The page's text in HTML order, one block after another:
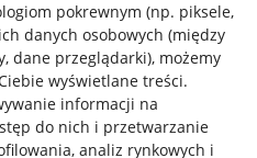
pokrewnym (np. piksele,
danych osobowych (między
dane przeglądarki), możemy
wyświetlane treści.
informacji na
do nich i przetwarzanie
analiz rynkowych i